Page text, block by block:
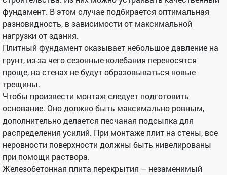
фундамент. В этом случае подбирается оптимальная
разновидность, в зависимости от максимальной
нагрузки от здания.
Плитный фундамент оказывает небольшое давление на
грунт, из-за чего сезонные колебания переносятся
проще, на стенах не будут образовываться новые
трещины.
Чтобы произвести монтаж следует подготовить
основание. Оно должно быть максимально ровным,
дополнительно делается песчаная подсыпка для
распределения усилий. При монтаже плит на стены, все
неровности поверхности должны быть нивелированы
при помощи раствора.
Железобетонная плита перекрытия – незаменимый